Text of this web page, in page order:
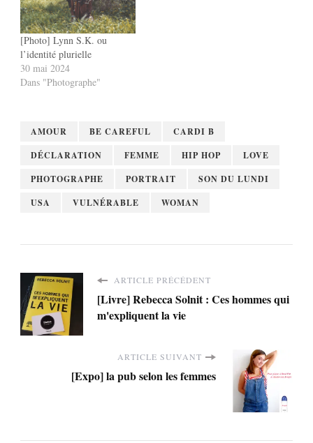
[Photo] Lynn S.K. ou
l’identité plurielle
30 mai 2024
Dans "Photographe"
AMOUR BE CAREFUL
CARDI B
DÉCLARATION
FEMME HIP HOP
LOVE
PHOTOGRAPHE
PORTRAIT
SON DU LUNDI
USA
VULNÉRABLE WOMAN
ARTICLE PRÉCÉDENT
[Livre] Rebecca Solnit : Ces hommes qui
m'expliquent la vie
ARTICLE SUIVANT
[Expo] la pub selon les femmes